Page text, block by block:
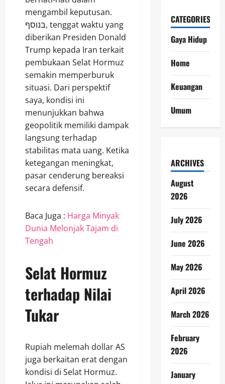
mengambil keputusan.
בנוסף, tenggat waktu yang
diberikan Presiden Donald
Trump kepada Iran terkait
pembukaan Selat Hormuz
semakin memperburuk
situasi. Dari perspektif
saya, kondisi ini
menunjukkan bahwa
geopolitik memiliki dampak
langsung terhadap
stabilitas mata uang. Ketika
ketegangan meningkat,
pasar cenderung bereaksi
secara defensif.
Baca Juga : Harga Minyak
Dunia Melonjak Tajam di
Tengah
Selat Hormuz
terhadap Nilai
Tukar
Rupiah melemah dollar AS
juga berkaitan erat dengan
kondisi di Selat Hormuz.
CATEGORIES
Gaya Hidup
Home
Keuangan
Umum
ARCHIVES
August
2026
July 2026
June 2026
May 2026
April 2026
March 2026
February
2026
January